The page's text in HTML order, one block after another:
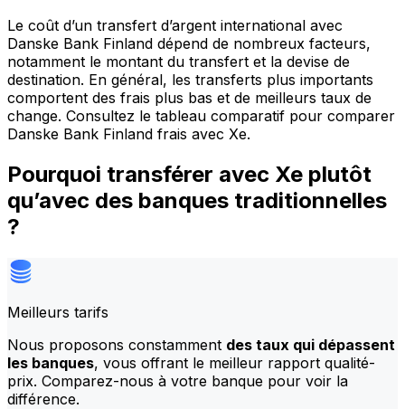
Le coût d’un transfert d’argent international avec
Danske Bank Finland dépend de nombreux facteurs,
notamment le montant du transfert et la devise de
destination. En général, les transferts plus importants
comportent des frais plus bas et de meilleurs taux de
change. Consultez le tableau comparatif pour comparer
Danske Bank Finland frais avec Xe.
Pourquoi transférer avec Xe plutôt
qu’avec des banques traditionnelles
?
Meilleurs tarifs
Nous proposons constamment des taux qui dépassent
les banques, vous offrant le meilleur rapport qualité-
prix. Comparez-nous à votre banque pour voir la
différence.